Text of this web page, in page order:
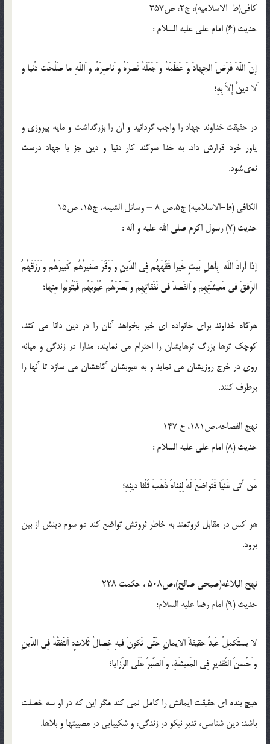
كافى(ط-الاسلامیه)، ج2، ص357
حدیث (6) امام على عليه السلام :
إِنَّ اللّه‏َ فَرَضَ الجِهادَ وَ عَظَّمَهُ و َجَعَلَهُ نَصرَهُ و َناصِرَهُ. و َاللّه‏ِ ما صَلُحَت دُنيا و
َلا دينٌ إِلاّ بِهِ؛
در حقيقت خداوند جهاد را واجب گردانيد و آن را بزرگداشت و مايه پيروزى و
ياور خود قرارش داد. به خدا سوگند كار دنيا و دين جز با جهاد درست
نمى‏شود.
الکافی (ط-الاسلامیه) ج5،ص 8 – وسائل الشيعه، ج15، ص15
حدیث (7) رسول اكرم صلى الله عليه و آله :
إذا أرادَ اللّه بِأهلِ بَيتٍ خَيرا فَقَّهَهُم فِى الدّينِ و َوَقَّرَ صَغيرُهُم كَبيرَهُم و َرَزَقَهُمُ
الرِّفقَ فى مَعيشَتِهِم و َالقَصدَ فى نَفَقاتِهِم و َبَصَّرَهُم عُيُوبَهُم فَيَتُوبُوا مِنها؛
هرگاه خداوند براى خانواده اى خير بخواهد آنان را در دين دانا مى كند،
كوچك ترها بزرگ ترهايشان را احترام مى نمايند، مدارا در زندگى و ميانه
روى در خرج روزيشان مى نمايد و به عيوبشان آگاهشان مى سازد تا آنها را
برطرف كنند.
نهج الفصاحه،ص181، ح 147
حدیث (8) امام على عليه ‏السلام :
مَن أَتى غَنيّا فَتَواضَعَ لَهُ لِغِناهُ ذَهَبَ ثُلُثا دينِهِ؛
هر كس در مقابل ثروتمند به خاطر ثروتش تواضع كند دو سوم دينش از بين
برود.
نهج البلاغه(صبحی صالح)،ص508 ، حكمت 228
حدیث (9) امام رضا علیه السلام:
لا یستَکمِلُ عَبدٌ حقیقةَ الایمانِ حَتَّى تَکونَ فیهِ خِصالُ ثَلاثٍ: اَلتَّفقُّهُ فِى الدّینِ
و َحُسنُ التَّقدیرِ فِى المَعیشَةِ، و َالصَّبرُ عَلَى الرَّزایا؛
هیچ بنده ‏اى حقیقت ایمانش را کامل نمى ‏کند مگر این که در او سه خصلت
باشد: دین‏ شناسى، تدبر نیکو در زندگى، و شکیبایى در مصیبت‏ها و بلاها.